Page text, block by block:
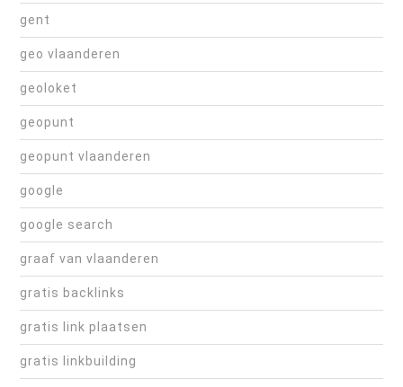
gent
geo vlaanderen
geoloket
geopunt
geopunt vlaanderen
google
google search
graaf van vlaanderen
gratis backlinks
gratis link plaatsen
gratis linkbuilding